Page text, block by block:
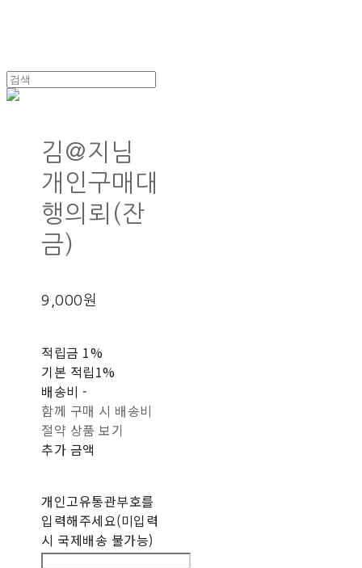
김@지님
개인구매대
행의뢰(잔
금)
9,000원
적립금 1%
기본 적립1%
배송비-
함께 구매 시 배송비
절약 상품 보기
추가 금액
개인고유통관부호를
입력해주세요(미입력
시 국제배송 불가능)